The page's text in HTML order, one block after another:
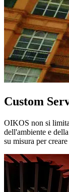
Custom
OIKOS non si
dell'ambiente e
su misura per